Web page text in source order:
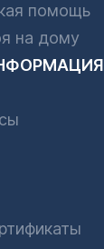
помощь
на дому